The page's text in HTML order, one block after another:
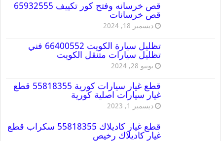
قص خرسانه وفتح كور تكييف 65932555
قص خرسانات
ديسمبر 18, 2024
تظليل سيارة الكويت 66400552 فني
تظليل سيارات متنقل الكويت
يونيو 28, 2024
قطع غيار سيارات كورية 55818355 قطع
غيار سيارات اصلية كورية
ديسمبر 1, 2023
قطع غيار كاديلاك 55818355 سكراب قطع
غيار كاديلاك رخيص